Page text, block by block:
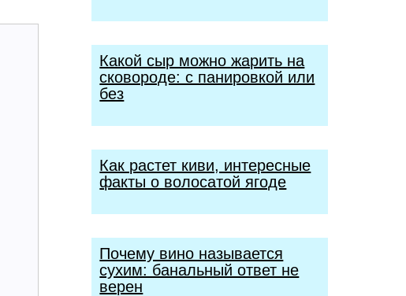
Какой сыр можно жарить на
сковороде: с панировкой или
без
Как растет киви, интересные
факты о волосатой ягоде
Почему вино называется
сухим: банальный ответ не
верен